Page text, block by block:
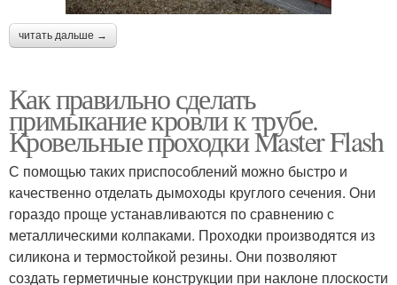
читать дальше →
Как правильно сделать
примыкание кровли к трубе.
Кровельные проходки Master Flash
С помощью таких приспособлений можно быстро и
качественно отделать дымоходы круглого сечения. Они
гораздо проще устанавливаются по сравнению с
металлическими колпаками. Проходки производятся из
силикона и термостойкой резины. Они позволяют
создать герметичные конструкции при наклоне плоскости